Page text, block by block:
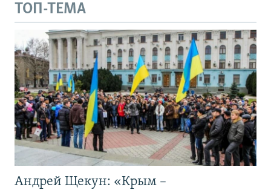
ТОП-ТЕМА
Андрей Щекун: «Крым –